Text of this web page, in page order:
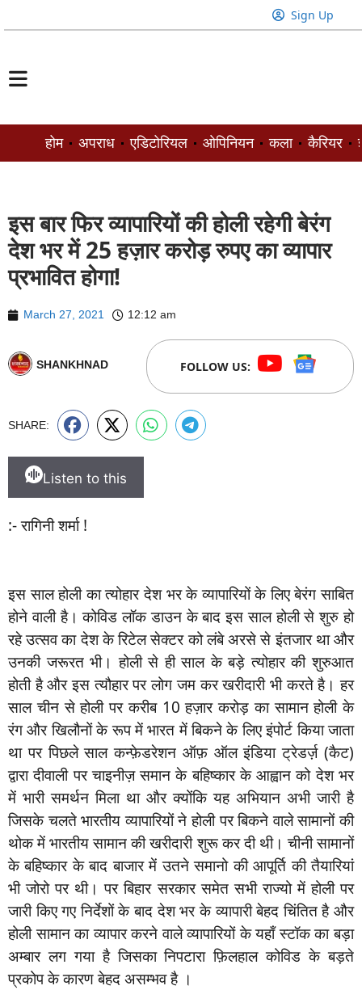
Sign Up
होम अपराध एडिटोरियल ओपिनियन कला कैरियर
इस बार फिर व्यापारियों की होली रहेगी बेरंग
देश भर में 25 हज़ार करोड़ रुपए का व्यापार
प्रभावित होगा!
March 27, 2021 12:12 am
SHANKHNAD FOLLOW US:
SHARE:
Listen to this
:- रागिनी शर्मा !
इस साल होली का त्योहार देश भर के व्यापारियों के लिए बेरंग साबित
होने वाली है। कोविड लॉक डाउन के बाद इस साल होली से शुरु हो
रहे उत्सव का देश के रिटेल सेक्टर को लंबे अरसे से इंतजार था और
उनकी जरूरत भी। होली से ही साल के बड़े त्योहार की शुरुआत
होती है और इस त्यौहार पर लोग जम कर खरीदारी भी करते है। हर
साल चीन से होली पर करीब 10 हज़ार करोड़ का सामान होली के
रंग और खिलौनों के रूप में भारत में बिकने के लिए इंपोर्ट किया जाता
था पर पिछले साल कन्फ़ेडरेशन ऑफ़ ऑल इंडिया ट्रेडर्ज़ (कैट)
द्वारा दीवाली पर चाइनीज़ समान के बहिष्कार के आह्वान को देश भर
में भारी समर्थन मिला था और क्योंकि यह अभियान अभी जारी है
जिसके चलते भारतीय व्यापारियों ने होली पर बिकने वाले सामानों की
थोक में भारतीय सामान की खरीदारी शुरू कर दी थी। चीनी सामानों
के बहिष्कार के बाद बाजार में उतने समानो की आपूर्ति की तैयारियां
भी जोरो पर थी। पर बिहार सरकार समेत सभी राज्यो में होली पर
जारी किए गए निर्देशों के बाद देश भर के व्यापारी बेहद चिंतित है और
होली सामान का व्यापार करने वाले व्यापारियों के यहाँ स्टॉक का बड़ा
अम्बार लग गया है जिसका निपटारा फ़िलहाल कोविड के बड़ते
प्रकोप के कारण बेहद असम्भव है ।